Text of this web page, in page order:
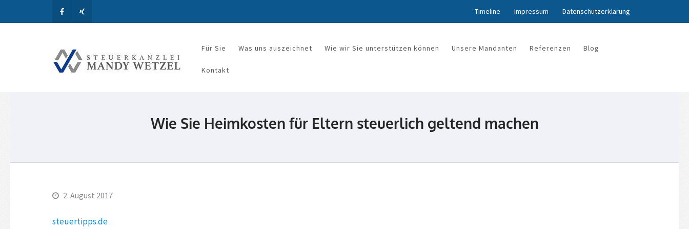
Timeline Impressum Datenschutzerklärung
Steuerkanzlei Mandy Wetzel
Für Sie Was uns auszeichnet Wie wir Sie unterstützen können Unsere Mandanten Referenzen Blog
Kontakt
Wie Sie Heimkosten für Eltern steuerlich geltend machen
2. August 2017
steuertipps.de